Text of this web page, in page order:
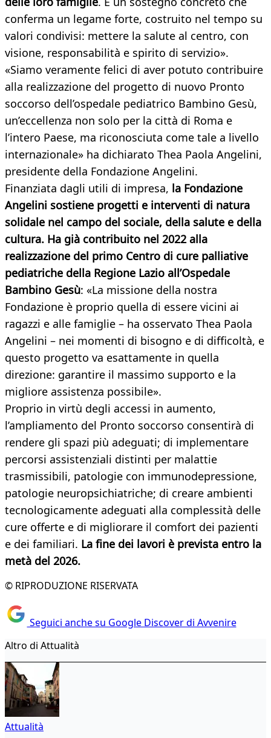
conferma un legame forte, costruito nel tempo su
valori condivisi: mettere la salute al centro, con
visione, responsabilità e spirito di servizio».
«Siamo veramente felici di aver potuto contribuire
alla realizzazione del progetto di nuovo Pronto
soccorso dell’ospedale pediatrico Bambino Gesù,
un’eccellenza non solo per la città di Roma e
l’intero Paese, ma riconosciuta come tale a livello
internazionale» ha dichiarato Thea Paola Angelini,
presidente della Fondazione Angelini.
Finanziata dagli utili di impresa, la Fondazione
Angelini sostiene progetti e interventi di natura
solidale nel campo del sociale, della salute e della
cultura. Ha già contribuito nel 2022 alla
realizzazione del primo Centro di cure palliative
pediatriche della Regione Lazio all’Ospedale
Bambino Gesù: «La missione della nostra
Fondazione è proprio quella di essere vicini ai
ragazzi e alle famiglie – ha osservato Thea Paola
Angelini – nei momenti di bisogno e di difficoltà, e
questo progetto va esattamente in quella
direzione: garantire il massimo supporto e la
migliore assistenza possibile».
Proprio in virtù degli accessi in aumento,
l’ampliamento del Pronto soccorso consentirà di
rendere gli spazi più adeguati; di implementare
percorsi assistenziali distinti per malattie
trasmissibili, patologie con immunodepressione,
patologie neuropsichiatriche; di creare ambienti
tecnologicamente adeguati alla complessità delle
cure offerte e di migliorare il comfort dei pazienti
e dei familiari. La fine dei lavori è prevista entro la
metà del 2026.
© RIPRODUZIONE RISERVATA
Seguici anche su Google Discover di Avvenire
Altro di Attualità
Attualità